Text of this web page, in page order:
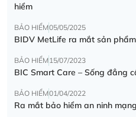
hiểm
BẢO HIỂM05/05/2025
BIDV MetLife ra mắt sản
BẢO HIỂM15/07/2023
BIC Smart Care – Sống đẳng
BẢO HIỂM01/04/2022
Ra mắt bảo hiểm an ninh